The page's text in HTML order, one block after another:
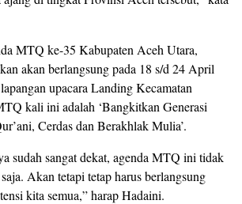
MTQ ke-35 Kabupaten Aceh Utara,
akan berlangsung pada 18 s/d 24 April
upacara Landing Kecamatan
kali ini adalah ‘Bangkitkan Generasi
Cerdas dan Berakhlak Mulia’.
sudah sangat dekat, agenda MTQ ini tidak
Akan tetapi tetap harus berlangsung
kita semua,” harap Hadaini.